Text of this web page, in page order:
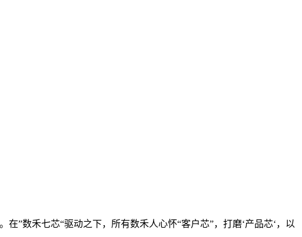
”数禾七芯“驱动之下，所有数禾人心怀“客户芯”，打磨‘产品芯‘，以